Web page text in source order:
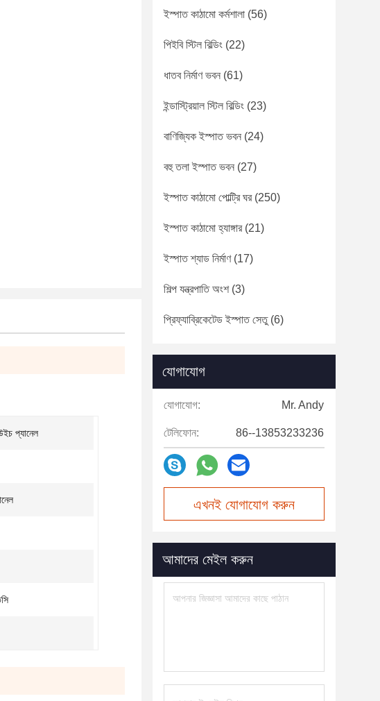
প্যানেল
ইস্পাত কাঠামো কর্মশালা (56)
পিইবি স্টিল বিল্ডিং (22)
ধাতব নির্মাণ ভবন (61)
ইন্ডাস্ট্রিয়াল স্টিল বিল্ডিং (23)
বাণিজ্যিক ইস্পাত ভবন (24)
বহু তলা ইস্পাত ভবন (27)
ইস্পাত কাঠামো পোল্ট্রি ঘর(250)
ইস্পাত কাঠামো হ্যাঙ্গার(21)
ইস্পাত শ্যাড নির্মাণ(17)
শিল্প যন্ত্রপাতি অংশ(3)
প্রিফ্যাব্রিকেটেড ইস্পাত সেতু(6)
যোগাযোগ
যোগাযোগ: Mr. Andy
টেলিফোন: 86--13853233236
এখনই যোগাযোগ করুন
আমাদের মেইল করুন